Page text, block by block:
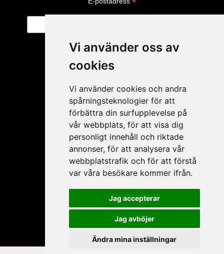
Vi använder oss av
cookies
Vi använder cookies och andra
spårningsteknologier för att
förbättra din surfupplevelse på
vår webbplats, för att visa dig
personligt innehåll och riktade
annonser, för att analysera vår
webbplatstrafik och för att förstå
var våra besökare kommer ifrån.
Jag accepterar
Jag avböjer
Ändra mina inställningar
Mitt konto
Ansökan ÅF
Mitt konto
Glömt lösenord
Mina produkter